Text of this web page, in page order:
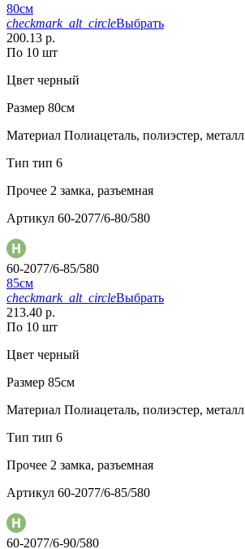
80см
checkmark_alt_circleВыбрать
200.13 р.
По 10 шт
Цвет черный
Размер 80см
Материал Полиацеталь, полиэстер, металл
Тип тип 6
Прочее 2 замка, разъемная
Артикул 60-2077/6-80/580
60-2077/6-85/580
85см
checkmark_alt_circleВыбрать
213.40 р.
По 10 шт
Цвет черный
Размер 85см
Материал Полиацеталь, полиэстер, металл
Тип тип 6
Прочее 2 замка, разъемная
Артикул 60-2077/6-85/580
60-2077/6-90/580